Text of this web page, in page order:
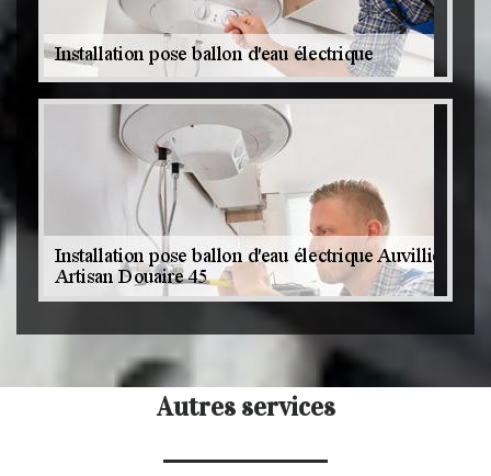
Autres services